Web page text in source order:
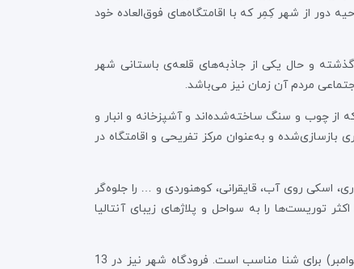
دور از شهر کِمِر که با اقامتگاه‌های فوق‌العاده خود
و حال یکی از جاذبه‌های قلعه‌ی باستانی شهر
مردم آن زمان نیز می‌باشد.
از چوب و سنگ ساخته‌شده‌اند و آشپزخانه و انبار و
بازسازی‌شده و به‌عنوان مرکز تفریحی و اقامتگاه در
ورزشی مانند موج‌سواری، اسکی روی آب، قایقرانی، کوهنوردی و … را جلوه‌گر
و رطوبت آن بین ۶۵ الی ۸۵ درصد می‌باشد و این آب‌وهوا اکثر توریست‌ها را به سواحل و پلاژهای زیبای آنتالیا
آنتالیا دارای آب‌وهوای خاص مدیترانه‌ای با تابستان‌های آفتابی و زمستان‌های معتدل است. از اواسط ماه فروردین تا آبان (آوریل، نوامبر) برای شنا مناسب است. فرودگاه شهر نیز در 13